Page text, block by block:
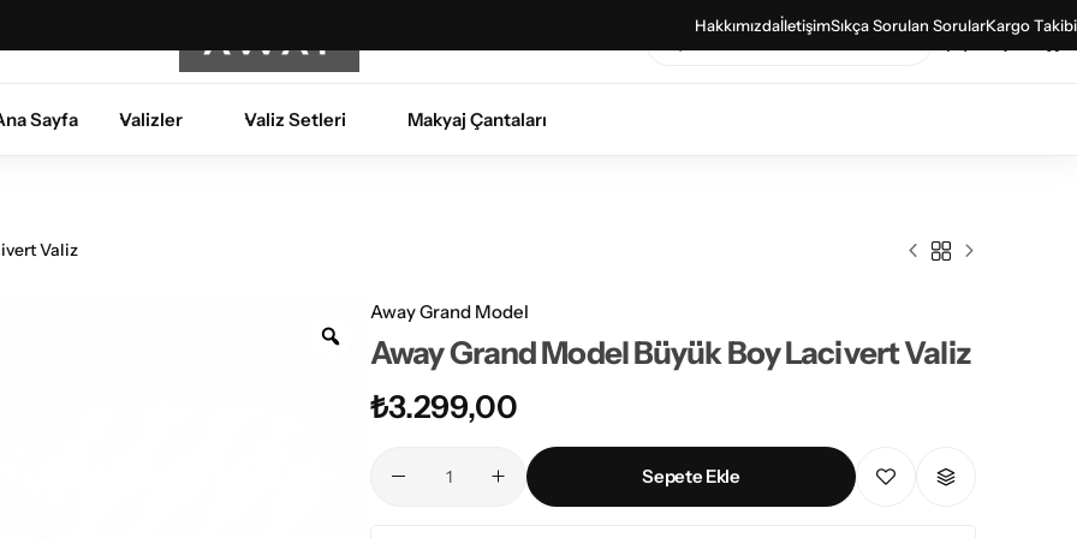
HakkımızdaİletişimSıkça Sorulan SorularKargo Takibi
0 0
Sayfa Valizler Valiz Setleri Makyaj Çantaları
Valiz
Away Grand Model
Away Grand Model Büyük Boy Lacivert Valiz
₺3.299,00
Sepete Ekle